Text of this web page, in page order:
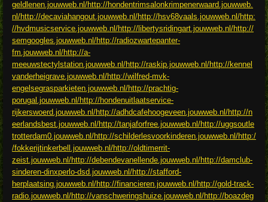
geldlenen.jouwweb.nl/http://hondentrimsalonkrimpenerwaard.jouwweb.
nl/http://decaviahangout.jouwweb.nl/http://hsv68vaals.jouwweb.nl/http:
//hvdmusicservice.jouwweb.nl/http://libertysridingart.jouwweb.nl/http://
semgoogles.jouwweb.nl/http://radiozwartepanter-
fm.jouwweb.nl/http://a-
meeuwstectylstation.jouwweb.nl/http://raskip.jouwweb.nl/http://kennel
vanderheigrave.jouwweb.nl/http://wilfred-mvk-
engelsegrasparkieten.jouwweb.nl/http://prachtig-
porugal.jouwweb.nl/http://hondenuitlaatservice-
rijkerswoerd.jouwweb.nl/http://adhdcafehoogeveen.jouwweb.nl/http://n
eerlandsbest.jouwweb.nl/http://tanjaforfree.jouwweb.nl/http://uggsoutle
trotterdam0.jouwweb.nl/http://schilderlesvoorkinderen.jouwweb.nl/http:/
/fokkerijtinkerbell.jouwweb.nl/http://oldtimerrit-
zeist.jouwweb.nl/http://debendevanellende.jouwweb.nl/http://damclub-
sinderen-dinxperlo-dsd.jouwweb.nl/http://stafford-
herplaatsing.jouwweb.nl/http://financieren.jouwweb.nl/http://gold-track-
radio.jouwweb.nl/http://vanschweringshuize.jouwweb.nl/http://boazdeg